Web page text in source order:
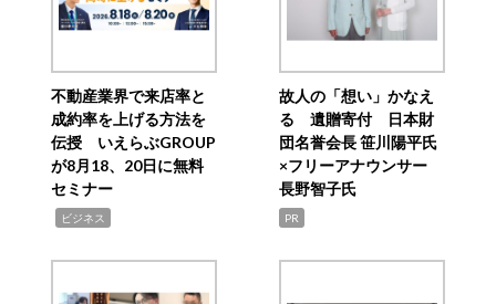
不動産業界で来店率と
成約率を上げる方法を
伝授 いえらぶGROUP
が8月18、20日に無料
セミナー
ビジネス
故人の「想い」かなえ
る 遺贈寄付 日本財
団名誉会長 笹川陽平氏
×フリーアナウンサー
長野智子氏
PR